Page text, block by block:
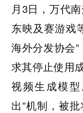
月3日，万代
东映及赛游戏
海外分发协会
求其停止使用
视频生成模
出”机制，被